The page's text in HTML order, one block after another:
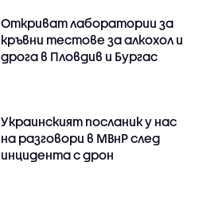
Откриват лаборатории за
кръвни тестове за алкохол и
дрога в Пловдив и Бургас
Украинският посланик у нас
на разговори в МВнР след
инцидента с дрон